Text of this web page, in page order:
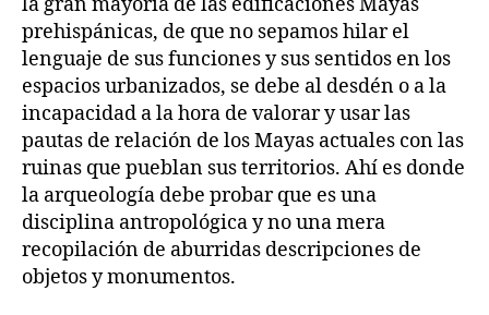
la gran mayoría de las edificaciones Mayas
prehispánicas, de que no sepamos hilar el
lenguaje de sus funciones y sus sentidos en los
espacios urbanizados, se debe al desdén o a la
incapacidad a la hora de valorar y usar las
pautas de relación de los Mayas actuales con las
ruinas que pueblan sus territorios. Ahí es donde
la arqueología debe probar que es una
disciplina antropológica y no una mera
recopilación de aburridas descripciones de
objetos y monumentos.